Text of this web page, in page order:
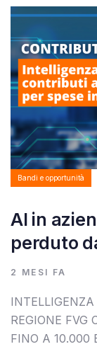
Tags
Bandi e opportunità
AI in
perduto
2 MESI FA
REGIONE FVG
FINO A 10.000